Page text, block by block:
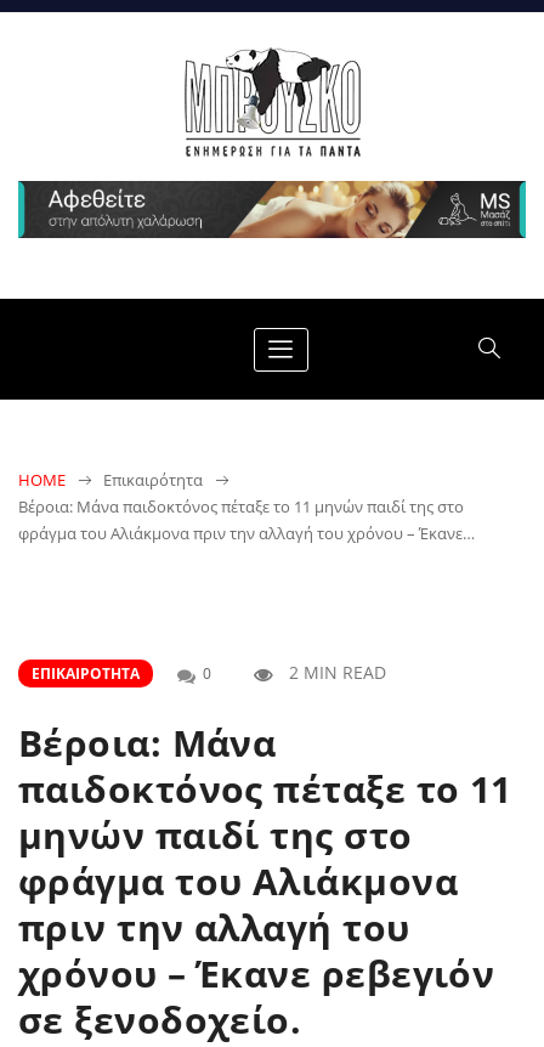
HOME
Επικαιρότητα
Βέροια: Μάνα παιδοκτόνος πέταξε το 11 μηνών παιδί της στο
φράγμα του Αλιάκμονα πριν την αλλαγή του χρόνου – Έκανε…
ΕΠΙΚΑΙΡΌΤΗΤΑ 0 2 MIN READ
Βέροια: Μάνα
παιδοκτόνος πέταξε το 11
μηνών παιδί της στο
φράγμα του Αλιάκμονα
πριν την αλλαγή του
χρόνου – Έκανε ρεβεγιόν
σε ξενοδοχείο.